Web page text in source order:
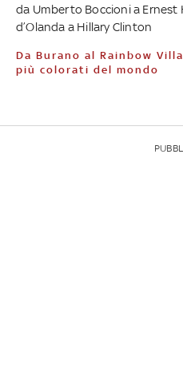
da Umberto Boccioni a Ernest
d’Olanda a Hillary Clinton
Da Burano al Rainbow Village a Taiwan, i 50 luoghi
più colorati del mondo